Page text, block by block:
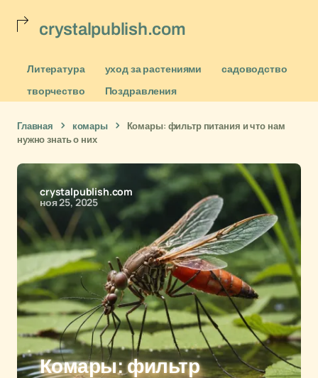
crystalpublish.com
Литература уход за растениями
садоводство
творчество
Поздравления
Главная комары
Комары: фильтр питания и что нам
нужно знать о них
crystalpublish.com
ноя 25, 2025
Комары: фильтр